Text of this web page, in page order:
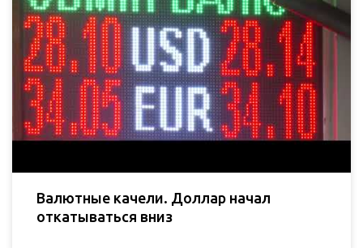
Валютные качели. Доллар начал
откатываться вниз